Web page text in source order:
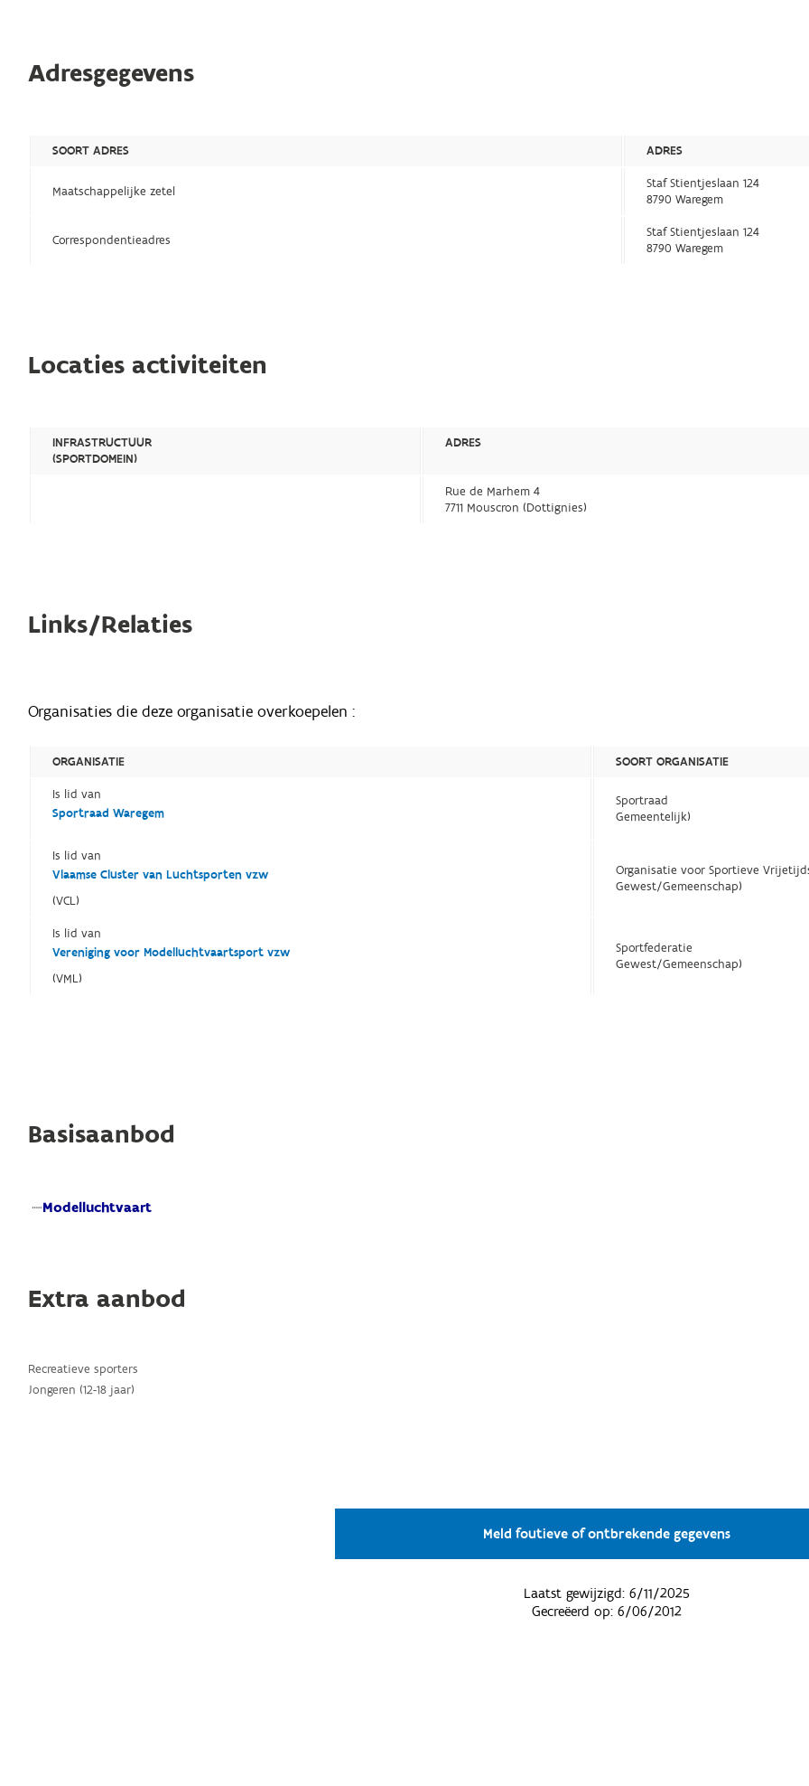
Adresgegevens
SOORT ADRES ADRES
Maatschappelijke zetel
Staf Stientjeslaan 124
8790 Waregem
Correspondentieadres
Staf Stientjeslaan 124
8790 Waregem
Locaties activiteiten
INFRASTRUCTUUR
(SPORTDOMEIN)
ADRES
Rue de Marhem 4
7711 Mouscron (Dottignies)
Links/Relaties
Organisaties die deze organisatie overkoepelen :
ORGANISATIE
SOORT ORGANISATIE
Is lid van
Sportraad Waregem
Sportraad
Gemeentelijk)
Is lid van
Vlaamse Cluster van Luchtsporten vzw
(VCL)
Organisatie voor Sportieve
Gewest/Gemeenschap)
Is lid van
Vereniging voor Modelluchtvaartsport vzw
(VML)
Sportfederatie
Gewest/Gemeenschap)
Basisaanbod
Modelluchtvaart
Extra aanbod
Recreatieve sporters
Jongeren (12-18 jaar)
Meld foutieve of ontbrekende gegevens
Laatst gewijzigd: 6/11/2025
Gecreëerd op: 6/06/2012